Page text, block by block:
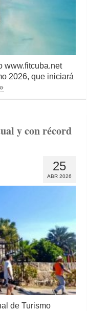
www.fitcuba.net
2026, que iniciará
y con récord
25
ABR 2026
de Turismo